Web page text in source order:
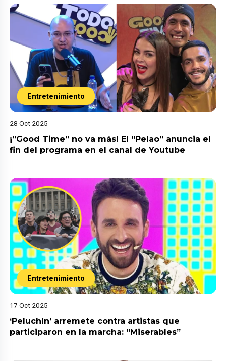
Entretenimiento
28 Oct 2025
¡”Good Time” no va más! El “Pelao” anuncia el
fin del programa en el canal de Youtube
Entretenimiento
17 Oct 2025
‘Peluchín’ arremete contra artistas que
participaron en la marcha: “Miserables”